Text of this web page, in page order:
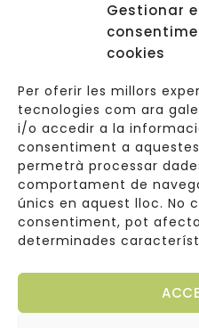
Gestionar
cookies
Per oferir les millors
tecnologies com ara
i/o accedir a la
consentiment a
permetrà processar
comportament de
únics en aquest lloc. No
consentiment, pot
determinades
Carrer de Valldoreix 45,
933 157